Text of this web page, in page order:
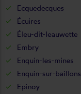
Ecquedecques
Écuires
Éleu-dit-leauwette
Embry
Enquin-les-mines
Enquin-sur-baillons
Epinoy